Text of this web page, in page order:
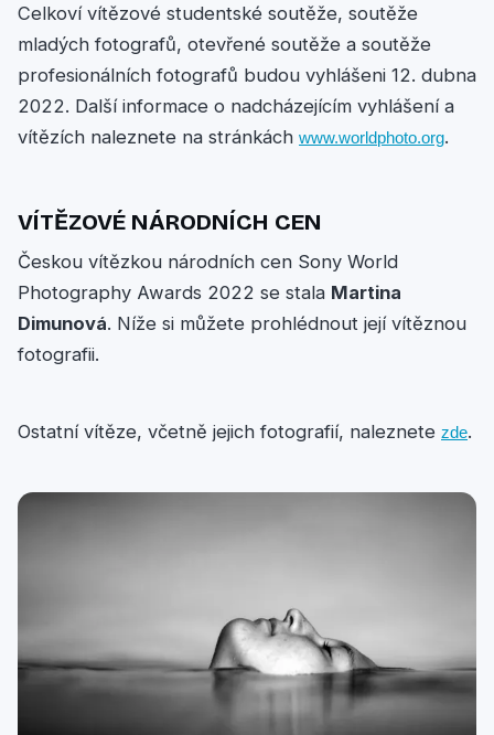
Celkoví vítězové studentské soutěže, soutěže
mladých fotografů, otevřené soutěže a soutěže
profesionálních fotografů budou vyhlášeni 12. dubna
2022. Další informace o nadcházejícím vyhlášení a
vítězích naleznete na stránkách www.worldphoto.org.
VÍTĚZOVÉ NÁRODNÍCH CEN
Českou vítězkou národních cen Sony World
Photography Awards 2022 se stala Martina
Dimunová. Níže si můžete prohlédnout její vítěznou
fotografii.
Ostatní vítěze, včetně jejich fotografií, naleznete zde.